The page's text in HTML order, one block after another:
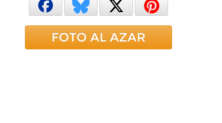
FOTO AL AZAR